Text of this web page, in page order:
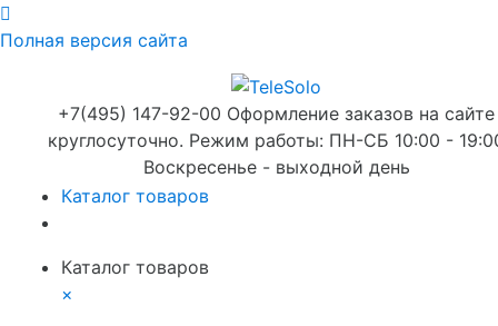
Полная версия сайта
+7(495) 147-92-00 Оформление заказов на сайте
круглосуточно. Режим работы: ПН-СБ 10:00 -
Воскресенье - выходной день
Каталог товаров
Каталог товаров
×